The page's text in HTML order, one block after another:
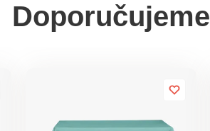
Doporučujeme